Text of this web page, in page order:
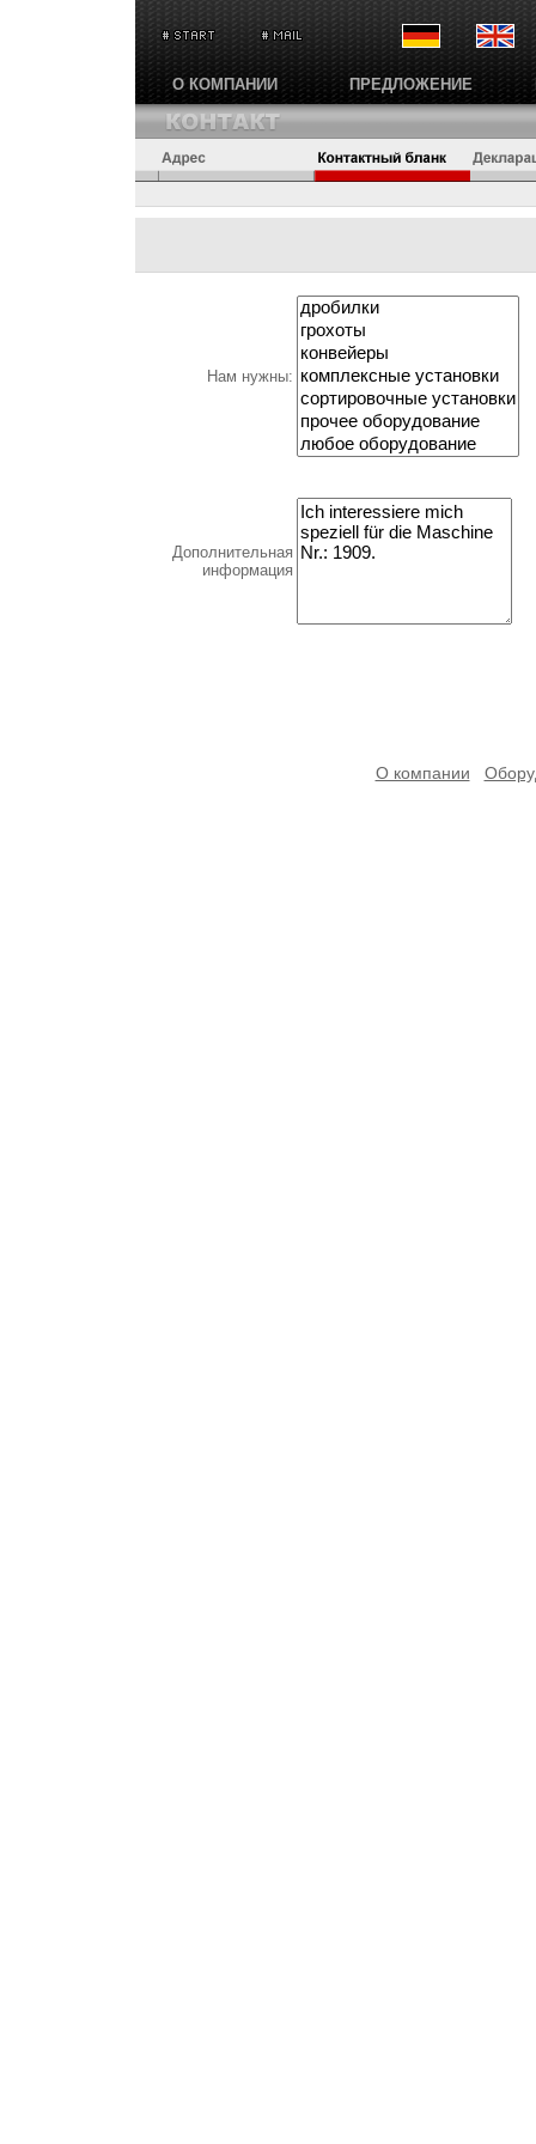
О КОМПАНИИ ПРЕДЛОЖЕНИЕ
Нам нужны:
Дополнительная
информация
О компании